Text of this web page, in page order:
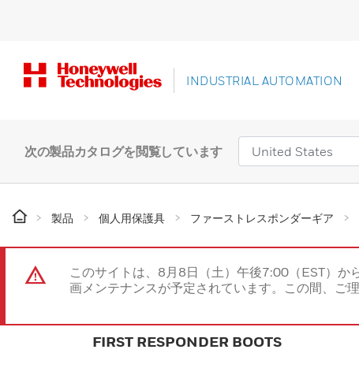
INDUSTRIAL AUTOMATION
次の製品カタログを閲覧しています
製品 個人用保護具 ファーストレスポンダーギア
このサイトは、8月8日（土）午後7:00（EST）
画メンテナンスが予定されています。この間、ご
FIRST RESPONDER BOOTS